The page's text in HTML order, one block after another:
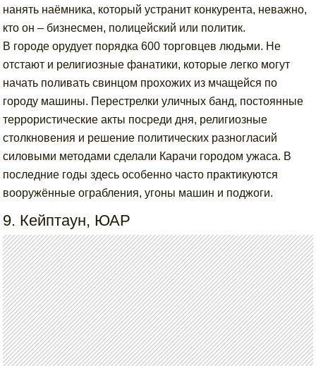
нанять наёмника, который устранит конкурента, неважно,
кто он – бизнесмен, полицейский или политик.
В городе орудует порядка 600 торговцев людьми. Не
отстают и религиозные фанатики, которые легко могут
начать поливать свинцом прохожих из мчащейся по
городу машины. Перестрелки уличных банд, постоянные
террористические акты посреди дня, религиозные
столкновения и решение политических разногласий
силовыми методами сделали Карачи городом ужаса. В
последние годы здесь особенно часто практикуются
вооружённые ограбления, угоны машин и поджоги.
9. Кейптаун, ЮАР